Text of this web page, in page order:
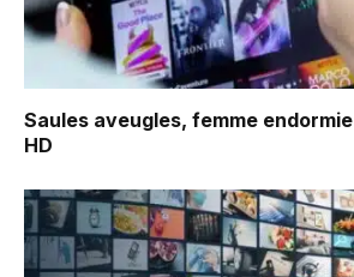
Saules aveugles, femme endormie
HD